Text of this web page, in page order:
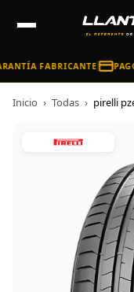
FABRICANTE
Inicio › Todas › pirelli